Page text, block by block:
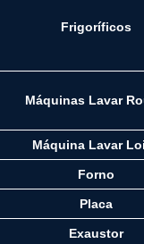
Frigoríficos
Máquinas Lavar
Máquina Lavar
Forno
Placa
Exaustor